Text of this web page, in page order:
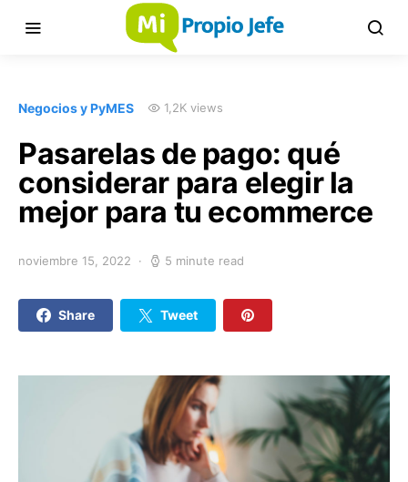
Negocios y PyMES 1,2K views
Pasarelas de pago: qué
considerar para elegir la
mejor para tu ecommerce
noviembre 15, 2022 5 minute read
Share Tweet